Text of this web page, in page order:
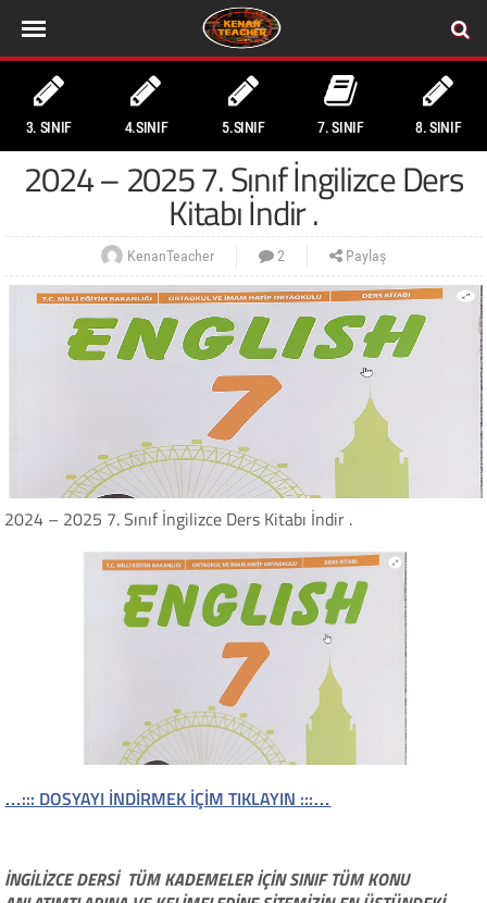
3. SINIF 4.SINIF 5.SINIF 7. SINIF 8. SINIF
2024 – 2025 7. Sınıf İngilizce Ders
Kitabı İndir .
KenanTeacher 2 Paylaş
2024 – 2025 7. Sınıf İngilizce Ders Kitabı İndir .
…::: DOSYAYI İNDİRMEK İÇİM TIKLAYIN :::…
İNGİLİZCE DERSİ TÜM KADEMELER İÇİN SINIF TÜM KONU